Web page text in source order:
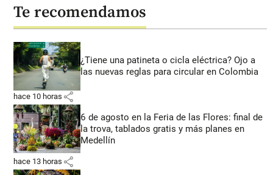
Te recomendamos
¿Tiene una patineta o cicla eléctrica? Ojo a
las nuevas reglas para circular en Colombia
hace 10 horas share
6 de agosto en la Feria de las Flores: final de
la trova, tablados gratis y más planes en
Medellín
hace 13 horas share